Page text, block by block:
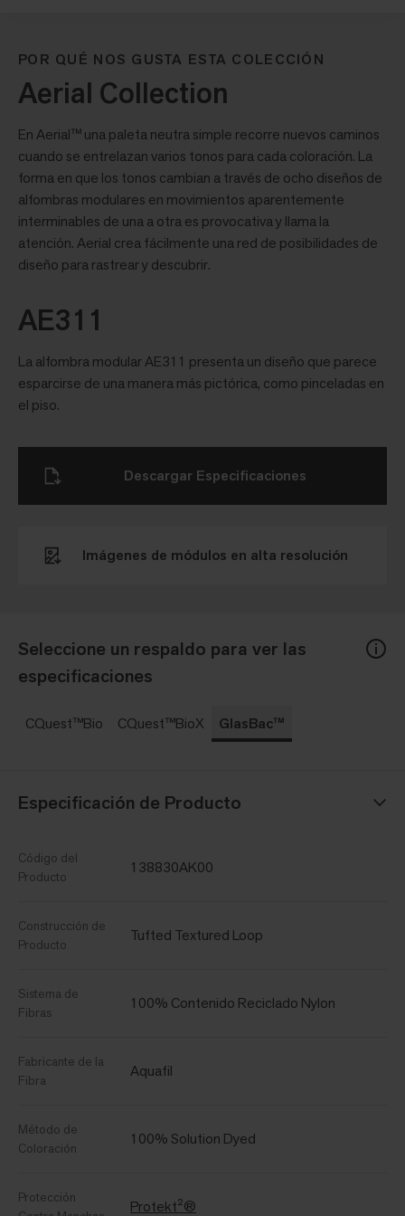
POR QUÉ NOS GUSTA ESTA COLECCIÓN
Aerial Collection
En Aerial™ una paleta neutra simple recorre nuevos caminos
cuando se entrelazan varios tonos para cada coloración. La
forma en que los tonos cambian a través de ocho diseños de
alfombras modulares en movimientos aparentemente
interminables de una a otra es provocativa y llama la
atención. Aerial crea fácilmente una red de posibilidades de
diseño para rastrear y descubrir.
AE311
La alfombra modular AE311 presenta un diseño que parece
esparcirse de una manera más pictórica, como pinceladas en
el piso.
Seleccione un respaldo para ver las
especificaciones
CQuest™Bio CQuest™BioX GlasBac™
Especificación de Producto
Código del
Producto
138830AK00
Construcción de
Producto
Tufted Textured Loop
Sistema de
Fibras
100% Contenido Reciclado Nylon
Fabricante de la
Fibra
Aquafil
Método de
Coloración
100% Solution Dyed
Protección
Protekt²®
Imágenes de módulos en alta resolución
Descargar Especificaciones